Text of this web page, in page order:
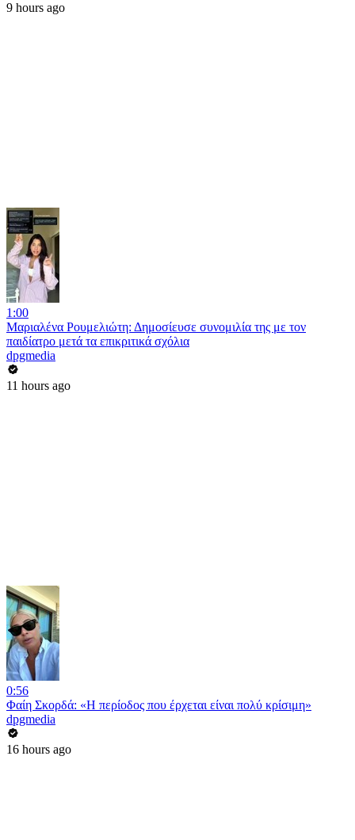
9 hours ago
1:00
Μαριαλένα Ρουμελιώτη: Δημοσίευσε συνομιλία της με τον
παιδίατρο μετά τα επικριτικά σχόλια
dpgmedia
11 hours ago
0:56
Φαίη Σκορδά: «Η περίοδος που έρχεται είναι πολύ κρίσιμη»
dpgmedia
16 hours ago